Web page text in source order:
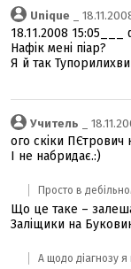
Unique _
18.11.2008 15:05___
Нафік мені піар?
Я й так
Учитeль _
ого скіки ПЄтрович
І не набридає.:)
Просто в
Що це таке –
Заліщики на
А щодо діагнозу я